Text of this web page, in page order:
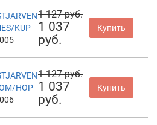
KUP
1 127 руб.
1 037
руб.
Купить
HOP
1 127 руб.
1 037
руб.
Купить